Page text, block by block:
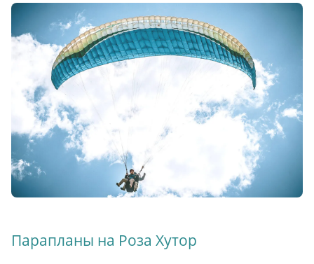
Парапланы на Роза Хутор